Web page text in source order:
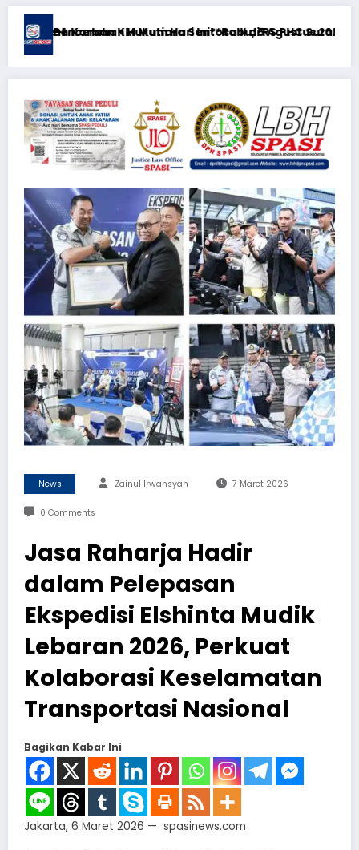
MEMBERI NAFKAH PASCA-PERCERAIAN KEPADA
RTP açıqlığı: Mostbet real oyun statistikası ilə oyun
News Zainul Irwansyah 7 Maret 2026
0 Comments
Jasa Raharja Hadir
dalam Pelepasan
Ekspedisi Elshinta Mudik
Lebaran 2026, Perkuat
Kolaborasi Keselamatan
Transportasi Nasional
Bagikan Kabar Ini
Jakarta, 6 Maret 2026 — spasinews.com